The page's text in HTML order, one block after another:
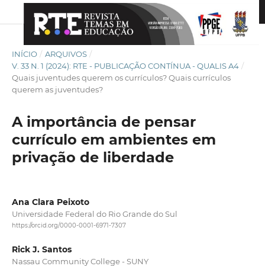
INÍCIO / ARQUIVOS /
V. 33 N. 1 (2024): RTE - PUBLICAÇÃO CONTÍNUA - QUALIS A4 /
Quais juventudes querem os currículos? Quais currículos
querem as juventudes?
A importância de pensar
currículo em ambientes em
privação de liberdade
Ana Clara Peixoto
Universidade Federal do Rio Grande do Sul
https://orcid.org/0000-0001-6971-7307
Rick J. Santos
Nassau Community College - SUNY